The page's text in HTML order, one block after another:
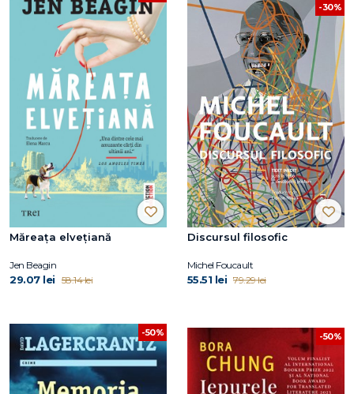
Măreața elvețiană
Jen Beagin
29.07 lei 58.14 lei
-30%
Discursul filosofic
Michel Foucault
55.51 lei 79.29 lei
-50% -50%